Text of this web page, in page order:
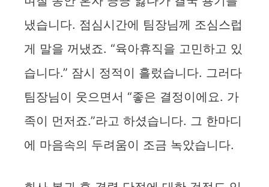
냈습니다. 점심시간에 팀장님께 조심스럽
게 말을 꺼냈죠. “육아휴직을 고민하고 있
습니다.” 잠시 정적이 흘렀습니다. 그러다
팀장님이 웃으면서 “좋은 결정이에요. 가
족이 먼저죠.”라고 하셨습니다. 그 한마디
에 마음속의 두려움이 조금 녹았습니다.